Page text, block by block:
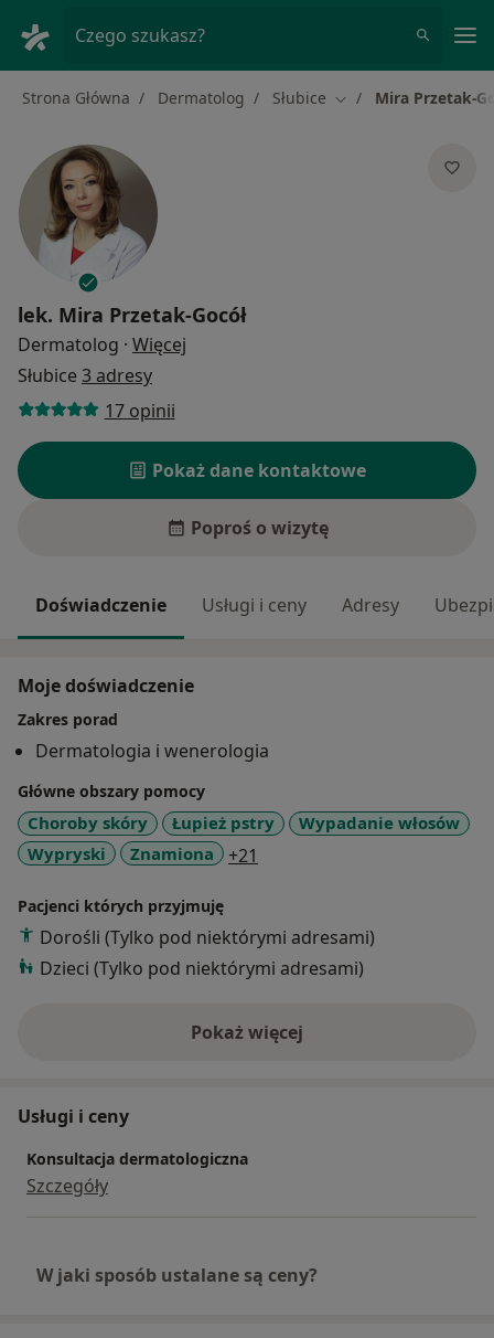
Czego szukasz?
Strona Główna Dermatolog Słubice Zmień miasto
Mira Przetak-
lek. Mira Przetak-Gocół
Dermatolog · Więcej
Słubice 3 adresy
17 opinii
Pokaż dane kontaktowe
Poproś o wizytę
Doświadczenie Usługi i ceny Adresy
Moje doświadczenie
Zakres porad
Dermatologia i wenerologia
Główne obszary pomocy
Choroby skóry Łupież pstry
Wypadanie włosów
Wypryski
Znamiona +21
Pacjenci których przyjmuję
Dorośli (Tylko pod niektórymi adresami)
Dzieci (Tylko pod niektórymi adresami)
Pokaż więcejo doświadczeniu
Usługi i ceny
Konsultacja dermatologiczna
Szczegóły
W jaki sposób ustalane są ceny?